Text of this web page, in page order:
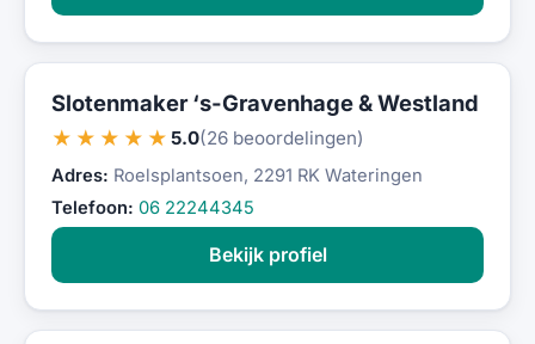
Slotenmaker ‘s-Gravenhage & Westland
★★★★★ 5.0(26 beoordelingen)
Adres: Roelsplantsoen, 2291 RK Wateringen
Telefoon: 06 22244345
Bekijk profiel